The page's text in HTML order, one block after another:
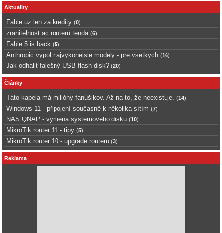
Aktuality
Fable uz len za kredity (0)
zranitelnost ac routerů tenda (6)
Fable 5 is back (5)
Anthropic vypol najvykonejsie modely - pre vsetkych (16)
Jak odhalit falešný USB flash disk? (20)
Články
Táto kapela má milióny fanúšikov. Až na to, že neexistuje. (14)
Windows 11 - připojení současně k několika sítím (7)
NAS QNAP - výměna systémového disku (10)
MikroTik router 11 - tipy (5)
MikroTik router 10 - upgrade routeru (3)
Reklama